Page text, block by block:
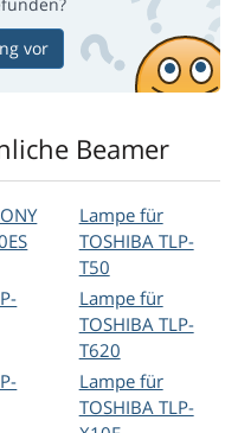
vor
Beamer
Lampe für
TOSHIBA TLP-
T50
Lampe für
TOSHIBA TLP-
T620
Lampe für
TOSHIBA TLP-